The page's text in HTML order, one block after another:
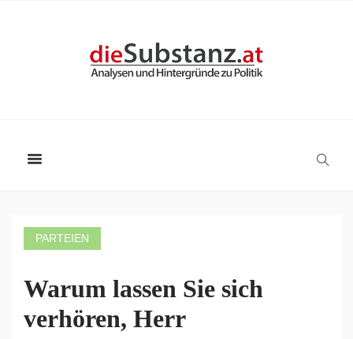
PARTEIEN
Warum lassen Sie sich
verhören, Herr